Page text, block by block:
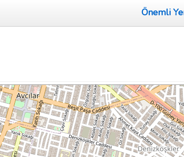
Önemli